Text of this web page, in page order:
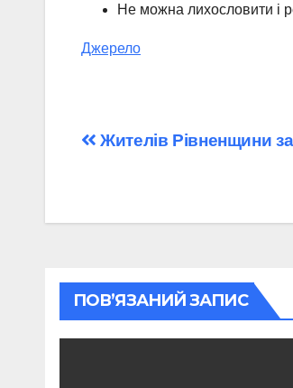
Не можна лихословити і
Джерело
Навігація
Жителів Рівненщини
ПОВ’ЯЗАНИЙ ЗАПИС